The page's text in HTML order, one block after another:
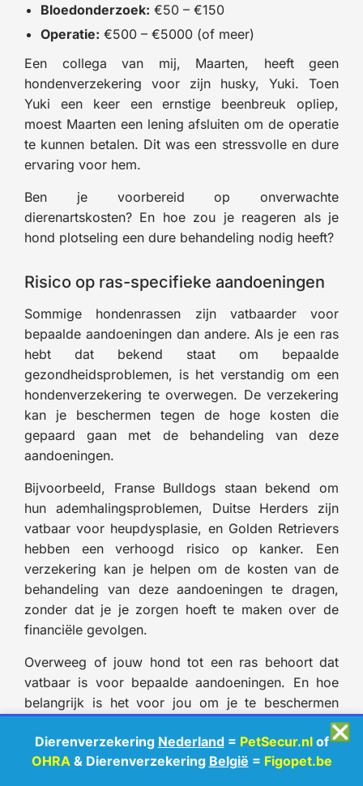
Bloedonderzoek: €50 – €150
Operatie: €500 – €5000 (of meer)
Een collega van mij, Maarten, heeft geen
hondenverzekering voor zijn husky, Yuki. Toen
Yuki een keer een ernstige beenbreuk opliep,
moest Maarten een lening afsluiten om de operatie
te kunnen betalen. Dit was een stressvolle en dure
ervaring voor hem.
Ben je voorbereid op onverwachte
dierenartskosten? En hoe zou je reageren als je
hond plotseling een dure behandeling nodig heeft?
Risico op ras-specifieke aandoeningen
Sommige hondenrassen zijn vatbaarder voor
bepaalde aandoeningen dan andere. Als je een ras
hebt dat bekend staat om bepaalde
gezondheidsproblemen, is het verstandig om een
hondenverzekering te overwegen. De verzekering
kan je beschermen tegen de hoge kosten die
gepaard gaan met de behandeling van deze
aandoeningen.
Bijvoorbeeld, Franse Bulldogs staan bekend om
hun ademhalingsproblemen, Duitse Herders zijn
vatbaar voor heupdysplasie, en Golden Retrievers
hebben een verhoogd risico op kanker. Een
verzekering kan je helpen om de kosten van de
behandeling van deze aandoeningen te dragen,
zonder dat je je zorgen hoeft te maken over de
financiële gevolgen.
Overweeg of jouw hond tot een ras behoort dat
vatbaar is voor bepaalde aandoeningen. En hoe
belangrijk is het voor jou om je te beschermen
tegen de kosten van de behandeling van deze
aandoeningen?
❎
Dierenverzekering Nederland= PetSecur.nlof
OHRA& Dierenverzekering België = Figopet.be